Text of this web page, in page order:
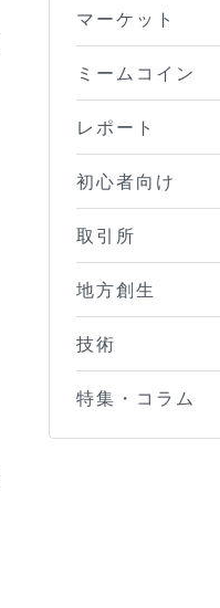
マーケット
ミームコイン
レポート
初心者向け
取引所
地方創生
技術
特集・コラム